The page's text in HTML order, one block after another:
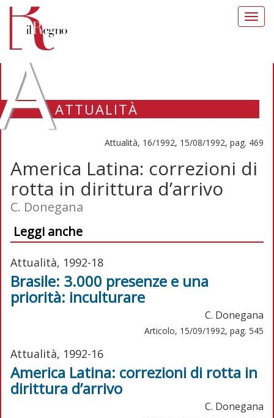
ATTUALITÀ
Attualità, 16/1992, 15/08/1992, pag. 469
America Latina: correzioni di
rotta in dirittura d’arrivo
C. Donegana
Leggi anche
Attualità, 1992-18
Brasile: 3.000 presenze e una
priorità: inculturare
C. Donegana
Articolo, 15/09/1992, pag. 545
Attualità, 1992-16
America Latina: correzioni di rotta in
dirittura d’arrivo
C. Donegana